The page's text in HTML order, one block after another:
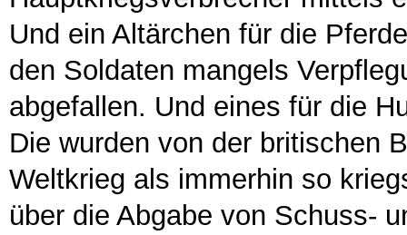
Und ein Altärchen für die
den Soldaten mangels
abgefallen. Und eines für die
Die wurden von der britischen
Weltkrieg als immerhin so
über die Abgabe von Schuss-